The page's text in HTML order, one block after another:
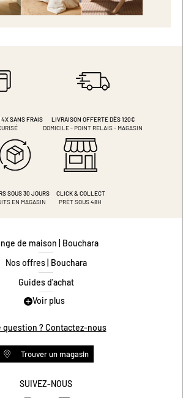
4XSANS FRAIS
LIVRAISON OFFERTE DÈS 120€
DOMICILE - POINT RELAIS - MAGASIN
SOUS 30 JOURS
EN MAGASIN
CLICK & COLLECT
PRÊT SOUS 48H
de maison | Bouchara
Nos offres | Bouchara
Guides d'achat
Guide des tailles
Programme de fidélité
Conditions des offres
Voir plus
question ? Contactez-nous
Trouver un magasin
SUIVEZ-NOUS
www.facebook.com/
https://https://